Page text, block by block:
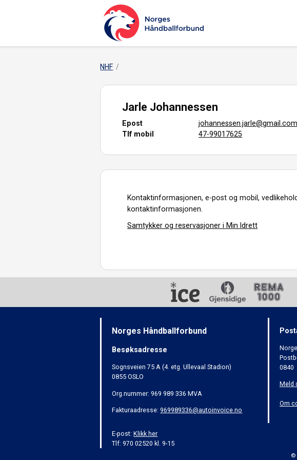
NHF
Jarle Johannessen
Epost
johannessen.jarle@gmail.com
Tlf mobil
47-99017625
Kontaktinformasjonen, e-post og mobil,
kontaktinformasjonen.
Samtykker og reservasjoner i Min Idrett
Norges Håndballforbund
Besøksadresse
Sognsveien 75 A (4. etg. Ullevaal Stadion)
0855 OSLO
Org.nummer: 969 989 336 MVA
Fakturaadresse:969989336@autoinvoice.no
E-post:Klikk her
Tlf: 970 02520 kl. 9-15
0840
Meld
Om
©